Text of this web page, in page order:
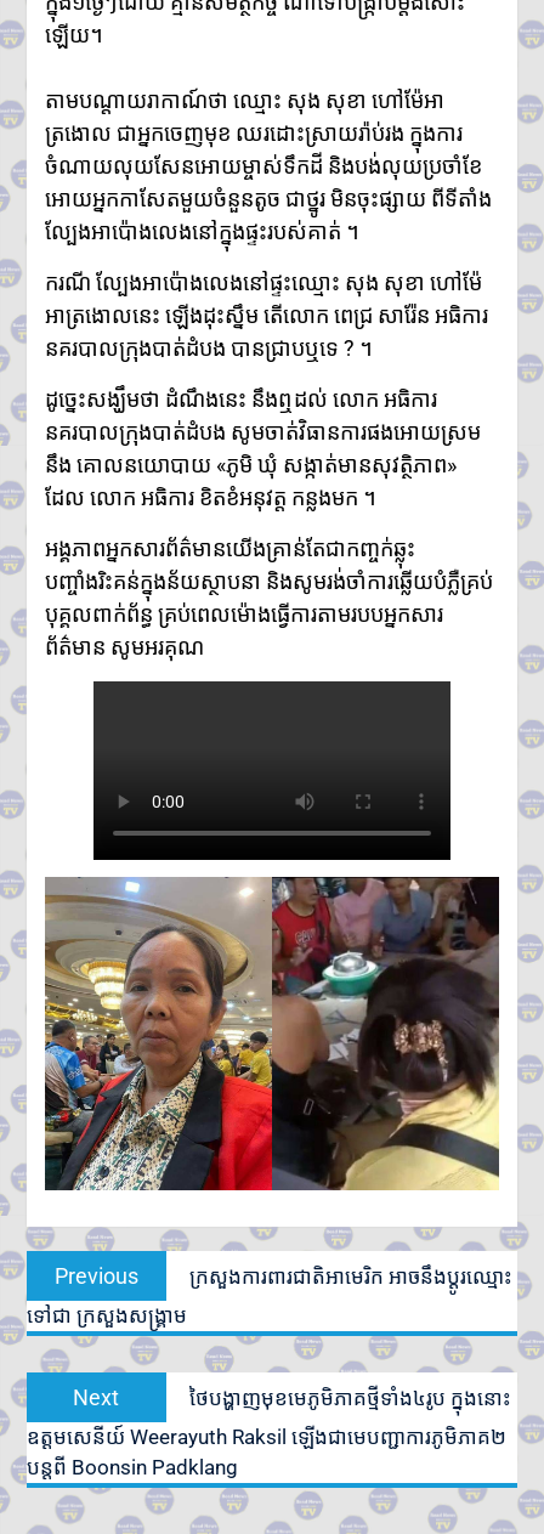
រាជធានី-ខេត្ត អនុវត្តច្បាប់តឹងរ៉ឹង
អាជ្ញាធរខេត្តបន្ទាយមានជ័យ រៀបចំ
ការចាប់ឆ្នោត ជ្រើសរើសតូបលក់ដូរ
សម្រាប់អាជីវករភៀសសឹក នៅភូមិ
រង់ចាំ ជំហានដំបូង
ប្រមាណ៣០០តូប
លោក ទូច សុឃៈ បញ្ជាក់ថា៖ យុវតី
សិង្ហបុរី មក កម្ពុជាដោយសារបញ្ហា
មនុស្ស
លោក ថម អេនឌ្រូ «ខ្ញុំរំជួលចិត្ត
ពេលពួកគាត់យំ ពេលនិយាយមក
កាន់ខ្ញុំ ពួកគាត់មិនអាចទៅផ្ទះវិញ
ដោយសារថៃគ្រប់គ្រង ពួកគាត់
សមនឹងត្រឡប់ទៅផ្ទះវិញ»
ឡើយ។
តាមបណ្តាយរាកាណ៍ថា ឈ្មោះ សុង សុខា ហៅម៉ែអា
ត្រងោល ជាអ្នកចេញមុខ ឈរដោះស្រាយរ៉ាប់រង ក្នុងការ
ចំណាយលុយសែនអោយម្ចាស់ទឹកដី និងបង់លុយប្រចាំខែ
អោយអ្នកកាសែតមួយចំនួនតូច ជាថ្នូរ មិនចុះផ្សាយ ពីទីតាំង
ល្បែងអាប៉ោងលេងនៅក្នុងផ្ទះរបស់គាត់ ។
ករណី ល្បែងអាប៉ោងលេងនៅផ្ទះឈ្មោះ សុង សុខា ហៅម៉ែ
អាត្រងោលនេះ ឡើងដុះស្នឹម តើលោក ពេជ្រ សារ៉ែន អធិការ
នគរបាលក្រុងបាត់ដំបង បានជ្រាបឬទេ ? ។
ដូច្នេះសង្ឃឹមថា ដំណឹងនេះ នឹងឮដល់ លោក អធិការ
នគរបាលក្រុងបាត់ដំបង សូមចាត់វិធានការផងអោយស្រម
នឹង គោលនយោបាយ «ភូមិ ឃុំ សង្កាត់មានសុវត្ថិភាព»
ដែល លោក អធិការ ខិតខំអនុវត្ត កន្លងមក ។
អង្គភាពអ្នកសារព័ត៌មានយើងគ្រាន់តែជាកញ្ចក់ឆ្លុះ
បញ្ចាំងរិះគន់ក្នុងន័យស្ថាបនា និងសូមរង់ចាំការឆ្លើយបំភ្លឺគ្រប់
បុគ្គលពាក់ព័ន្ធ គ្រប់ពេលម៉ោងធ្វើការតាមរបបអ្នកសារ
ព័ត៌មាន សូមអរគុណ
Post
navigation
Previous
post:
ក្រសួងការពារជាតិអាមេរិក អាចនឹងប្តូរឈ្មោះ
ទៅជា ក្រសួងសង្រ្គាម
Next
Next
post:
ថៃ​បង្ហាញ​មុខ​មេភូមិភាគ​ថ្មីទាំង​៤រូប ក្នុងនោះ
ឧត្តមសេនីយ៍ Weerayuth Raksil ឡើងជាមេបញ្ជាការភូមិភាគ២
បន្តពី Boonsin Padklang